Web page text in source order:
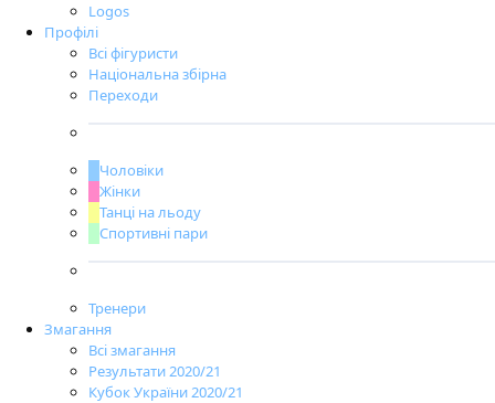
Logos
Профілі
Всі фігуристи
Національна збірна
Переходи
Чоловіки
Жінки
Танці на льоду
Спортивні пари
Тренери
Змагання
Всі змагання
Результати 2020/21
Кубок України 2020/21